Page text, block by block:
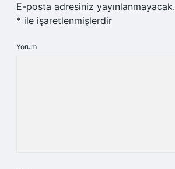
E-posta adresiniz yayınlanmayacak.
* ile işaretlenmişlerdir
Yorum